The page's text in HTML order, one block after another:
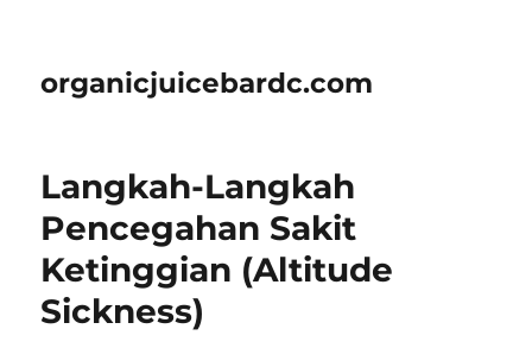
organicjuicebardc.com
Langkah-Langkah
Pencegahan Sakit
Ketinggian (Altitude
Sickness)